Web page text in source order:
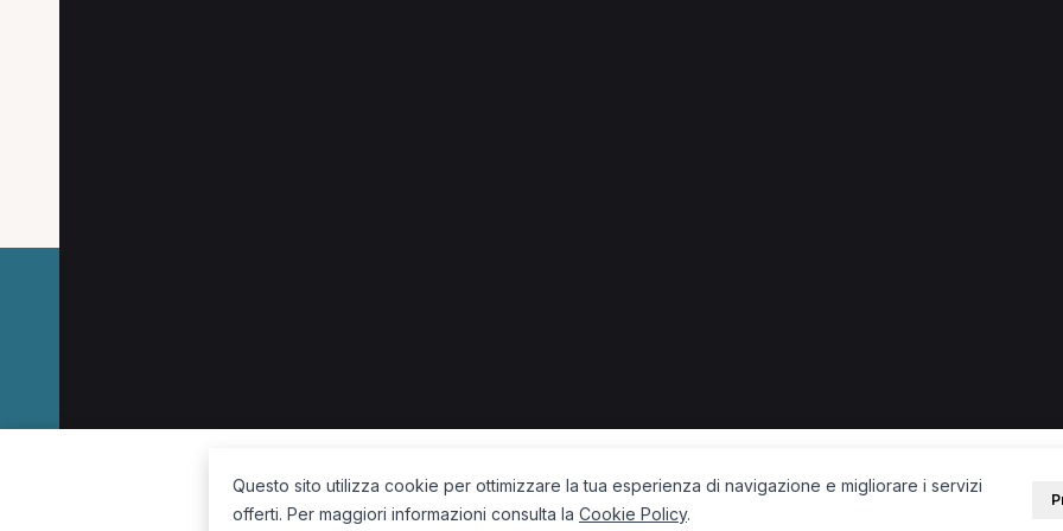
Questo sito utilizza cookie per ottimizzare la tua esperienza di navigazione e migliorare i servizi
offerti. Per maggiori informazioni consulta la Cookie Policy.